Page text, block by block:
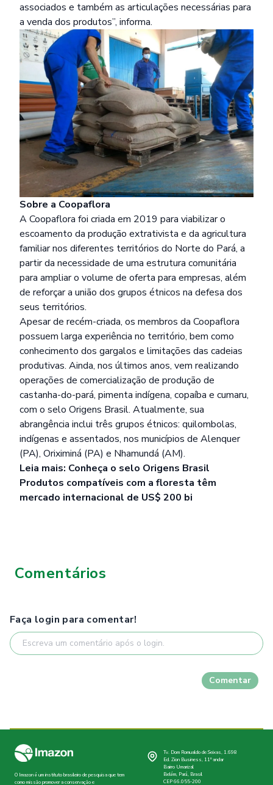
associados e também as articulações necessárias para
a venda dos produtos”, informa.
Sobre a Coopaflora
A Coopaflora foi criada em 2019 para viabilizar o
escoamento da produção extrativista e da agricultura
familiar nos diferentes territórios do Norte do Pará, a
partir da necessidade de uma estrutura comunitária
para ampliar o volume de oferta para empresas, além
de reforçar a união dos grupos étnicos na defesa dos
seus territórios.
Apesar de recém-criada, os membros da Coopaflora
possuem larga experiência no território, bem como
conhecimento dos gargalos e limitações das cadeias
produtivas. Ainda, nos últimos anos, vem realizando
operações de comercialização de produção de
castanha-do-pará, pimenta indígena, copaíba e cumaru,
com o selo Origens Brasil. Atualmente, sua
abrangência inclui três grupos étnicos: quilombolas,
indígenas e assentados, nos municípios de Alenquer
(PA), Oriximiná (PA) e Nhamundá (AM).
Leia mais: Conheça o selo Origens Brasil
Produtos compatíveis com a floresta têm
mercado internacional de US$ 200 bi
Comentários
Faça login para comentar!
Comentar
O Imazon é um instituto brasileiro de pesquisa que tem
como missão promover a conservação e
Tv. Dom Romualdo de Seixas, 1.698
Ed. Zion Business, 11º andar
Bairro Umarizal
Belém, Pará, Brasil
CEP 66.055-200